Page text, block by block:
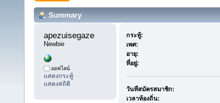
Summary
apezuisegaze
Newbie
ออฟไลน์
แสดงกระทู้
แสดงสถิติ
กระทู้:
เพศ:
อายุ:
ที่อยู่:
วันที่สมัครสมาชิก:
เวลาท้องถิ่น: